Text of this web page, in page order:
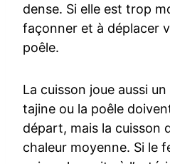
dense. Si elle est trop
façonner et à déplacer
poêle.
La cuisson joue aussi
tajine ou la poêle
départ, mais la cuisson
chaleur moyenne. Si le